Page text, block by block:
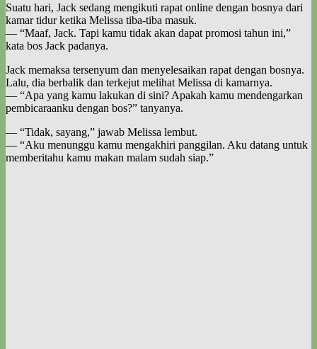
Suatu hari, Jack sedang mengikuti rapat online dengan bosnya dari
kamar tidur ketika Melissa tiba-tiba masuk.
— “Maaf, Jack. Tapi kamu tidak akan dapat promosi tahun ini,”
kata bos Jack padanya.
Jack memaksa tersenyum dan menyelesaikan rapat dengan bosnya.
Lalu, dia berbalik dan terkejut melihat Melissa di kamarnya.
— “Apa yang kamu lakukan di sini? Apakah kamu mendengarkan
pembicaraanku dengan bos?” tanyanya.
— “Tidak, sayang,” jawab Melissa lembut.
— “Aku menunggu kamu mengakhiri panggilan. Aku datang untuk
memberitahu kamu makan malam sudah siap.”